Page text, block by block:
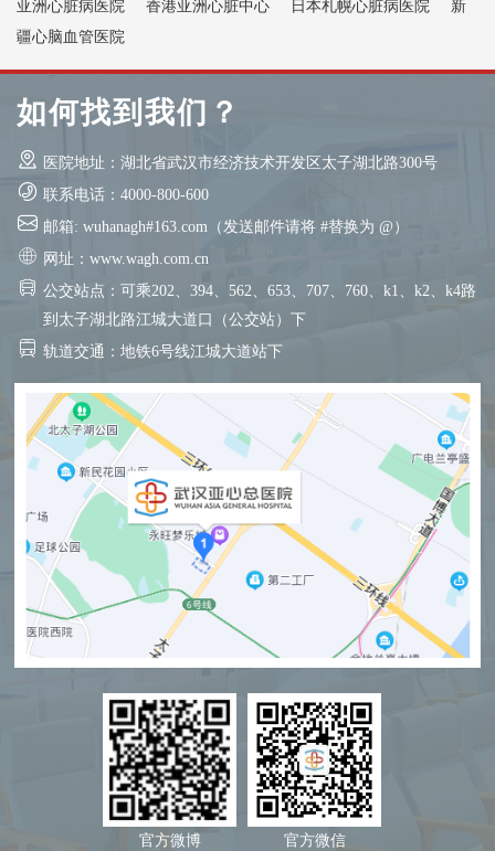
亚洲心脏病医院 香港亚洲心脏中心 日本札幌心脏病医院
新
疆心脑血管医院
如何找到我们？
医院地址：湖北省武汉市经济技术开发区太子湖北路300号
联系电话：4000-800-600
邮箱: wuhanagh#163.com（发送邮件请将 #替换为 @）
网址：www.wagh.com.cn
公交站点：可乘202、394、562、653、707、760、k1、k2、k4路
到太子湖北路江城大道口（公交站）下
轨道交通：地铁6号线江城大道站下
官方微博 官方微信